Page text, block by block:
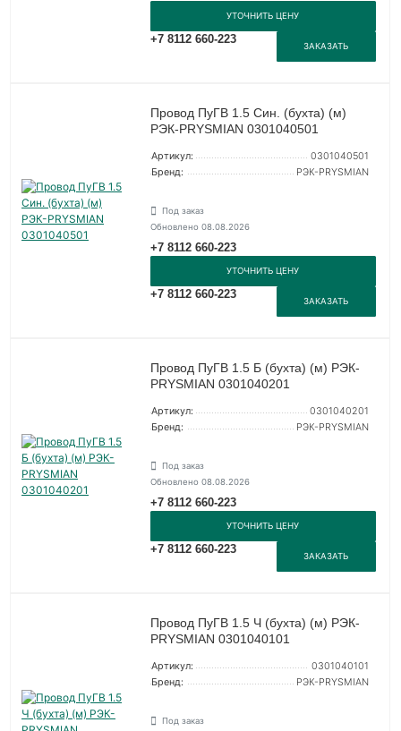
УТОЧНИТЬ ЦЕНУ
+7 8112 660-223
ЗАКАЗАТЬ
Провод ПуГВ 1.5 Син. (бухта) (м)
РЭК-PRYSMIAN 0301040501
Артикул:
0301040501
Бренд:
РЭК-PRYSMIAN
Под заказ
Обновлено 08.08.2026
+7 8112 660-223
УТОЧНИТЬ ЦЕНУ
+7 8112 660-223
ЗАКАЗАТЬ
Провод ПуГВ 1.5 Б (бухта) (м) РЭК-
PRYSMIAN 0301040201
Артикул:
0301040201
Бренд:
РЭК-PRYSMIAN
Под заказ
Обновлено 08.08.2026
+7 8112 660-223
УТОЧНИТЬ ЦЕНУ
+7 8112 660-223
ЗАКАЗАТЬ
Провод ПуГВ 1.5 Ч (бухта) (м) РЭК-
PRYSMIAN 0301040101
Артикул:
0301040101
Бренд:
РЭК-PRYSMIAN
Под заказ